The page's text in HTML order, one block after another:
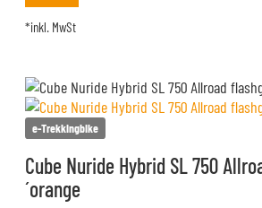
*inkl. MwSt
e-Trekkingbike
Cube Nuride Hybrid SL 750
´orange